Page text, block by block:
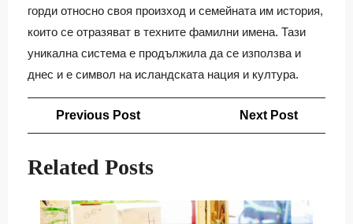
горди относно своя произход и семейната им история,
които се отразяват в техните фамилни имена. Тази
уникална система е продължила да се използва и
днес и е символ на исландската нация и култура.
Навигация
Previous PostPrevious
Next Post
Related Posts